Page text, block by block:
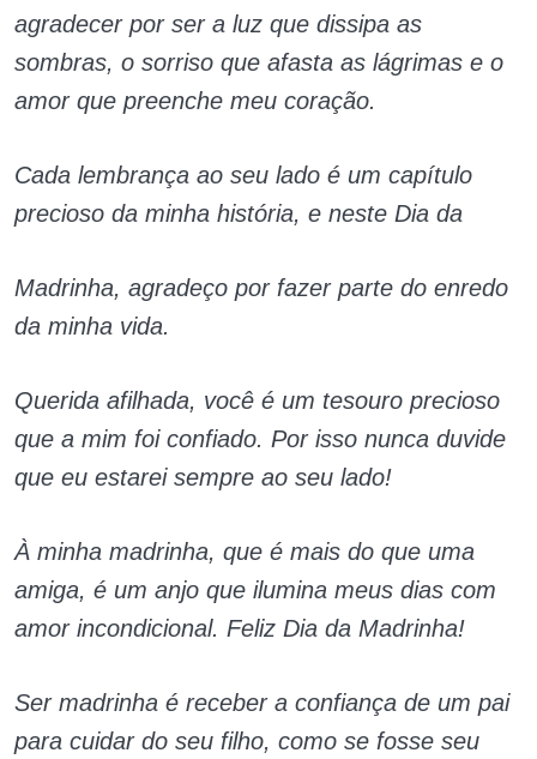
agradecer por ser a luz que dissipa as
sombras, o sorriso que afasta as lágrimas e o
amor que preenche meu coração.
Cada lembrança ao seu lado é um capítulo
precioso da minha história, e neste Dia da
Madrinha, agradeço por fazer parte do enredo
da minha vida.
Querida afilhada, você é um tesouro precioso
que a mim foi confiado. Por isso nunca duvide
que eu estarei sempre ao seu lado!
À minha madrinha, que é mais do que uma
amiga, é um anjo que ilumina meus dias com
amor incondicional. Feliz Dia da Madrinha!
Ser madrinha é receber a confiança de um pai
para cuidar do seu filho, como se fosse seu